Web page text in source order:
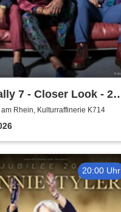
7 - Closer Look - 25
Naturally 7
am Rhein, Kulturraffinerie K714
20:00 Uhr